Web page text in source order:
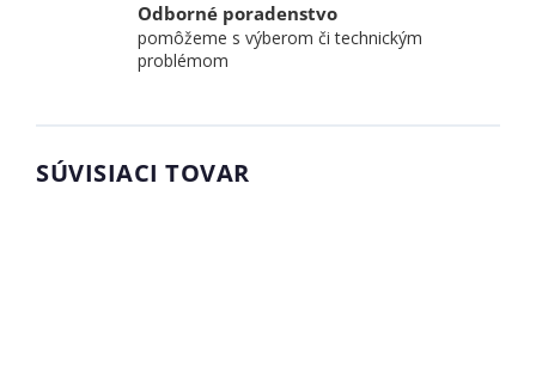
Odborné poradenstvo
pomôžeme s výberom či technickým
problémom
SÚVISIACI TOVAR